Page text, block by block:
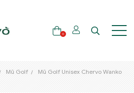
0
Mũ Golf
Mũ Golf Unisex Chervo Wanko